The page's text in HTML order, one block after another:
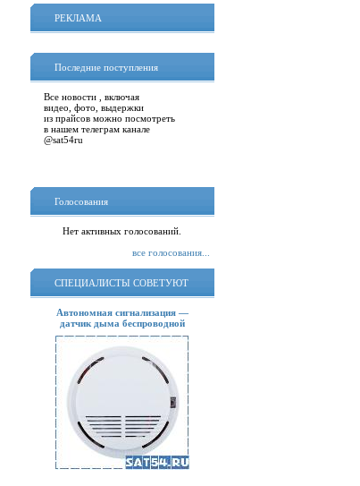
РЕКЛАМА
Последние поступления
Все новости , включая
видео, фото, выдержки
из прайсов можно посмотреть
в нашем телеграм канале
@sat54ru
Голосования
Нет активных голосований.
все голосования...
СПЕЦИАЛИСТЫ СОВЕТУЮТ
Автономная сигнализация —
датчик дыма беспроводной